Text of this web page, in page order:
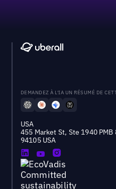
DEMANDEZ À L'IA UN RÉSUMÉ DE
USA
455 Market St, Ste 1940
94105 USA